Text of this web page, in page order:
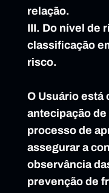
relação.
III. Do nível de
classificação
risco.
O Usuário está
antecipação
processo de
assegurar a
observância
prevenção de